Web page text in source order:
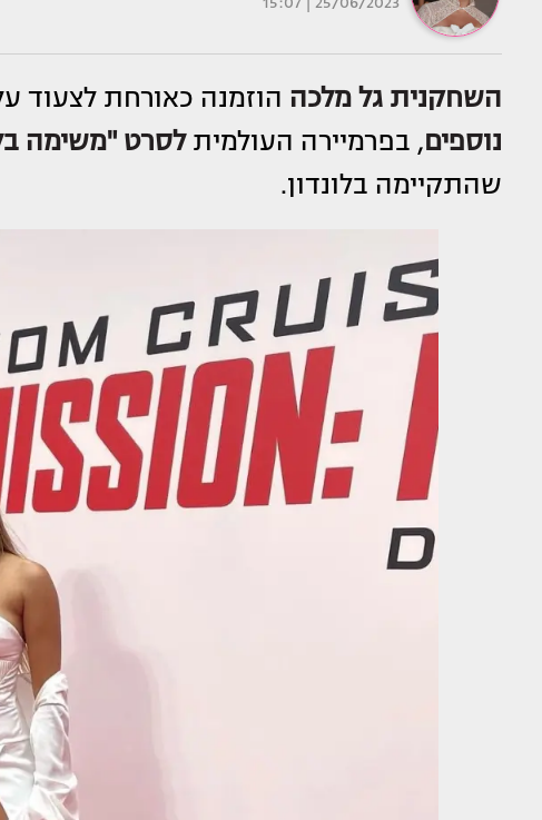
השחקניתגל מלכה הוזמנה כאורחת לצעוד
נוספים, בפרמיירה העולמיתלסרט "משימה
שהתקיימה בלונדון.